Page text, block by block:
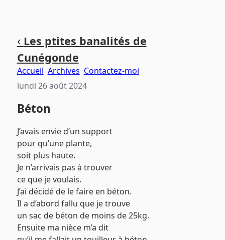
contenu
principal
menu
principal
page
‹ Les ptites banalités de
Cunégonde
Accueil Archives Contactez-moi
lundi 26 août 2024
Béton
J’avais envie d’un support
pour qu’une plante,
soit plus haute.
Je n’arrivais pas à trouver
ce que je voulais.
J’ai décidé de le faire en béton.
Il a d’abord fallu que je trouve
un sac de béton de moins de 25kg.
Ensuite ma nièce m’a dit